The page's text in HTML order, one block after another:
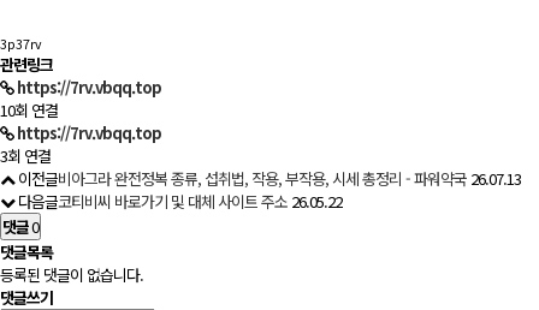
3p37rv
관련링크
https://7rv.vbqq.top
10회 연결
https://7rv.vbqq.top
3회 연결
이전글비아그라 완전정복 종류, 섭취법, 작용, 부작용, 시세 총정리 - 파워약국 26.07.13
다음글코티비씨 바로가기 및 대체 사이트 주소 26.05.22
댓글0
댓글목록
등록된 댓글이 없습니다.
댓글쓰기